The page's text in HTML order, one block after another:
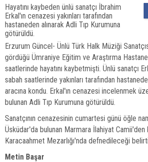
Hayatını kaybeden ünlü sanatçı İbrahim
Erkal'ın cenazesi yakınları tarafından
hastaneden alınarak Adli Tıp Kurumuna
götürüldü.
Erzurum Güncel- Ünlü Türk Halk Müziği
gördüğü Ümraniye Eğitim ve Araştırma
saatlerinde hayatını kaybetmişti. Ünlü sanatçı
sabah saatlerinde yakınları tarafından
aracına kondu. Erkal'ın cenazesi incelenmek
bulunan Adli Tıp Kurumuna götürüldü.
Sanatçının cenazesinin cumartesi günü öğle
Üsküdar'da bulunan Marmara İlahiyat Camii'den
Karacaahmet Mezarlığı'nda defnedileceği
Metin Başar